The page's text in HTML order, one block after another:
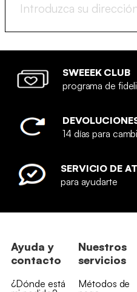
SWEEEK CLUB
programa de
14 días para
SERVICIO DE
para ayudarte
Ayuda y
contacto
¿Dónde está
Nuestros
servicios
Métodos de